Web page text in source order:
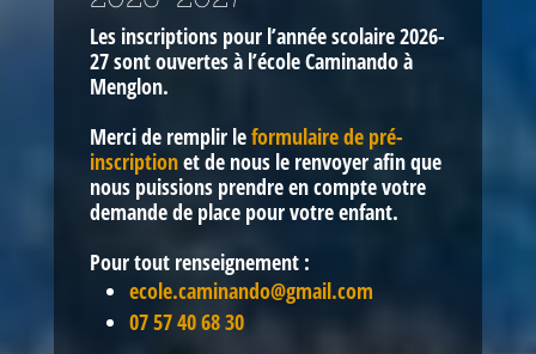
Les inscriptions pour l’année scolaire 2026-
27 sont ouvertesà l’école Caminando à
Menglon.
Merci de remplir leformulaire de pré-
inscriptionet de nous le renvoyer afin que
nous puissions prendre en compte votre
demande de place pour votre enfant.
Pour tout renseignement :
ecole.caminando@gmail.com
07 57 40 68 30